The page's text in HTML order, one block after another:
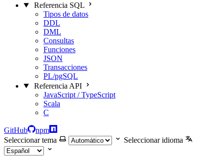
Referencia SQL
Tipos de datos
DDL
DML
Consultas
Funciones
JSON
Transacciones
PL/pgSQL
Referencia API
JavaScript / TypeScript
Scala
C
GitHub
npm
Seleccionar tema
Seleccionar idioma